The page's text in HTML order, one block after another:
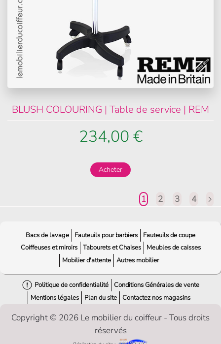
BLUSH COLOURING | Table de service | REM
234,00 €
Acheter
1 2 3 4
Bacs de lavage Fauteuils pour barbiers
Fauteuils de coupe
Coiffeuses et miroirs
Tabourets et Chaises
Meubles de caisses
Mobilier d'attente
Autres mobilier
Politique de confidentialité
Conditions Générales de vente
Mentions légales
Plan du site Contactez nos magasins
Copyright © 2026 Le mobilier du coiffeur - Tous droits
réservés